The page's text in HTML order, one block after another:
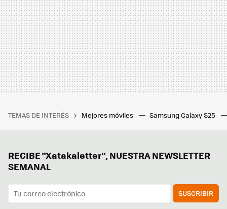
TEMAS DE INTERÉS Mejores móviles Samsung Galaxy S25
RECIBE "Xatakaletter", NUESTRA NEWSLETTER
SEMANAL
SUSCRIBIR